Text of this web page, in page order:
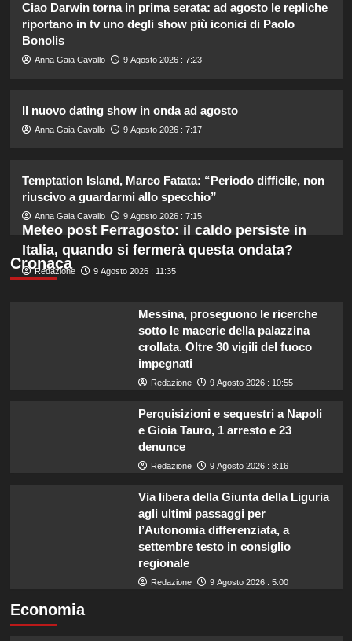
cui si è pentita: “L’ho fatto
sciogliere”.
2
genera rabbia…”
3
dopo il Grande Fratello? Lui nega le
voci
Stefano De Martino trasforma
Sanremo Giovani: solo il vincitore
Alvaro Morata e Alice Campello:
riconciliazione celebrata con il
primo post dopo la crisi.
Ciao Darwin torna in prima serata: ad agosto le repliche
riportano in tv uno degli show più iconici di Paolo
Bonolis
Anna Gaia Cavallo 9 Agosto 2026 : 7:23
Il nuovo dating show in onda ad agosto
Anna Gaia Cavallo 9 Agosto 2026 : 7:17
Temptation Island, Marco Fatata: “Periodo difficile, non
riuscivo a guardarmi allo specchio”
Anna Gaia Cavallo 9 Agosto 2026 : 7:15
Cronaca
Meteo post Ferragosto: il caldo persiste in
Italia, quando si fermerà questa ondata?
Redazione 9 Agosto 2026 : 11:35
Messina, proseguono le ricerche
sotto le macerie della palazzina
crollata. Oltre 30 vigili del fuoco
impegnati
Redazione 9 Agosto 2026 : 10:55
Perquisizioni e sequestri a Napoli
e Gioia Tauro, 1 arresto e 23
denunce
Redazione 9 Agosto 2026 : 8:16
Via libera della Giunta della Liguria
agli ultimi passaggi per
l’Autonomia differenziata, a
settembre testo in consiglio
regionale
Redazione 9 Agosto 2026 : 5:00
Economia